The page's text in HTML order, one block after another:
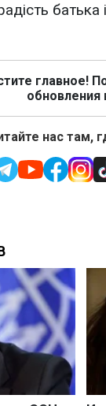
батька
главное!
обновления
нас там,